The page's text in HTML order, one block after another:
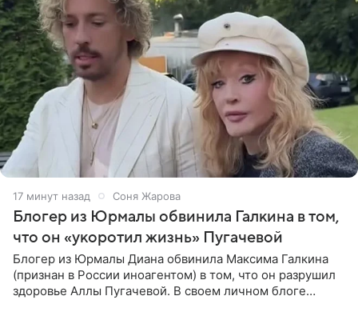
17 минут назад Соня Жарова
Блогер из Юрмалы обвинила Галкина в том,
что он «укоротил жизнь» Пугачевой
Блогер из Юрмалы Диана обвинила Максима Галкина
(признан в России иноагентом) в том, что он разрушил
здоровье Аллы Пугачевой. В своем личном блоге